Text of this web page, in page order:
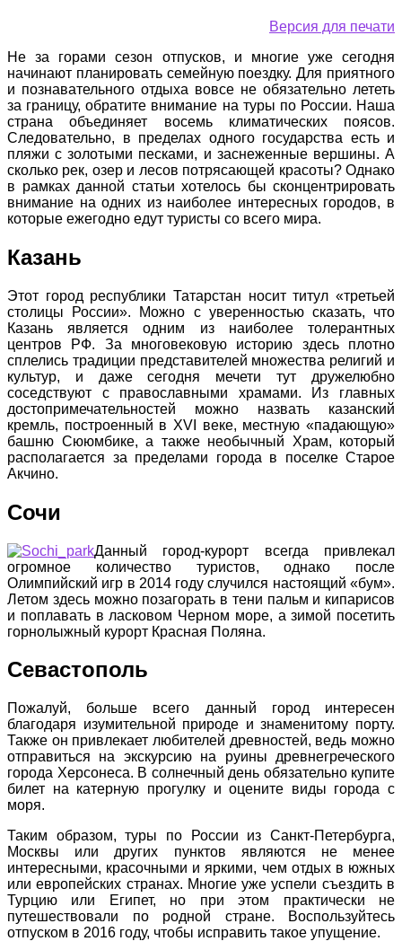
Версия для печати
Не за горами сезон отпусков, и многие уже сегодня
начинают планировать семейную поездку. Для приятного
и познавательного отдыха вовсе не обязательно лететь
за границу, обратите внимание на туры по России. Наша
страна объединяет восемь климатических поясов.
Следовательно, в пределах одного государства есть и
пляжи с золотыми песками, и заснеженные вершины. А
сколько рек, озер и лесов потрясающей красоты? Однако
в рамках данной статьи хотелось бы сконцентрировать
внимание на одних из наиболее интересных городов, в
которые ежегодно едут туристы со всего мира.
Казань
Этот город республики Татарстан носит титул «третьей
столицы России». Можно с уверенностью сказать, что
Казань является одним из наиболее толерантных
центров РФ. За многовековую историю здесь плотно
сплелись традиции представителей множества религий и
культур, и даже сегодня мечети тут дружелюбно
соседствуют с православными храмами. Из главных
достопримечательностей можно назвать казанский
кремль, построенный в XVI веке, местную «падающую»
башню Сююмбике, а также необычный Храм, который
располагается за пределами города в поселке Старое
Акчино.
Сочи
Данный город-курорт всегда привлекал
огромное количество туристов, однако после
Олимпийский игр в 2014 году случился настоящий «бум».
Летом здесь можно позагорать в тени пальм и кипарисов
и поплавать в ласковом Черном море, а зимой посетить
горнолыжный курорт Красная Поляна.
Севастополь
Пожалуй, больше всего данный город интересен
благодаря изумительной природе и знаменитому порту.
Также он привлекает любителей древностей, ведь можно
отправиться на экскурсию на руины древнегреческого
города Херсонеса. В солнечный день обязательно купите
билет на катерную прогулку и оцените виды города с
моря.
Таким образом, туры по России из Санкт-Петербурга,
Москвы или других пунктов являются не менее
интересными, красочными и яркими, чем отдых в южных
или европейских странах. Многие уже успели съездить в
Турцию или Египет, но при этом практически не
путешествовали по родной стране. Воспользуйтесь
отпуском в 2016 году, чтобы исправить такое упущение.